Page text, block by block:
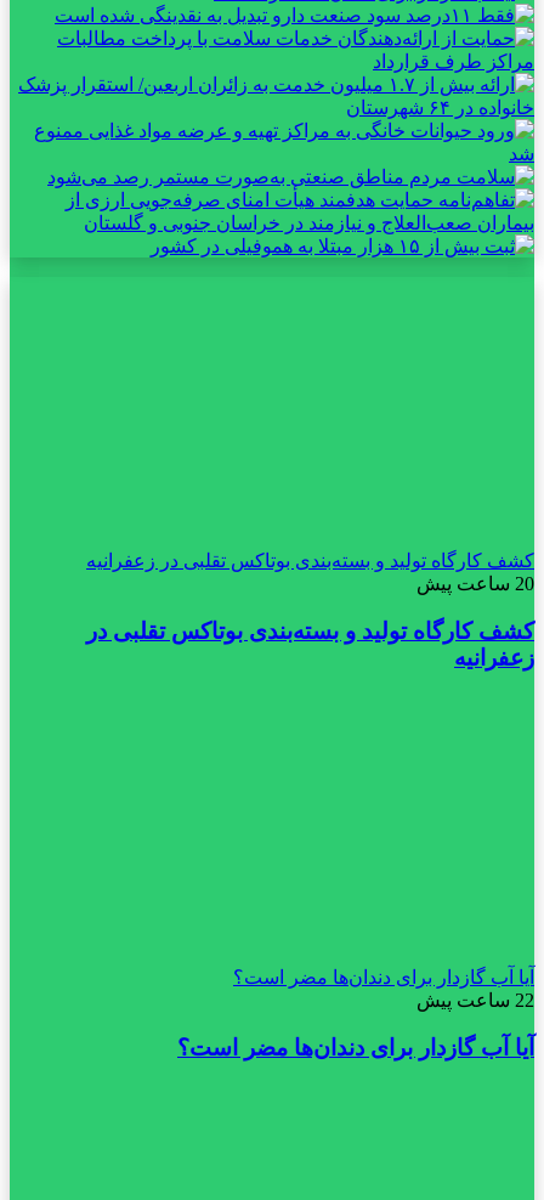
کشف کارگاه تولید و بسته‌بندی بوتاکس تقلبی در زعفرانیه
20 ساعت پیش
کشف کارگاه تولید و بسته‌بندی بوتاکس تقلبی در
زعفرانیه
آیا آب گازدار برای دندان‌ها مضر است؟
22 ساعت پیش
آیا آب گازدار برای دندان‌ها مضر است؟